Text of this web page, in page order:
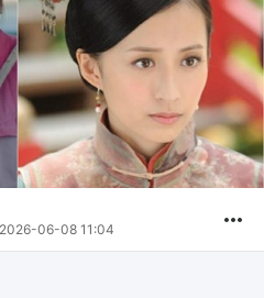
2026-06-08 11:04